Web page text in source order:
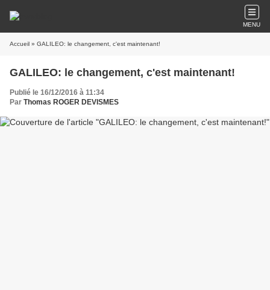
MENU
Accueil » GALILEO: le changement, c'est maintenant!
GALILEO: le changement, c'est maintenant!
Publié le 16/12/2016 à 11:34
Par Thomas ROGER DEVISMES